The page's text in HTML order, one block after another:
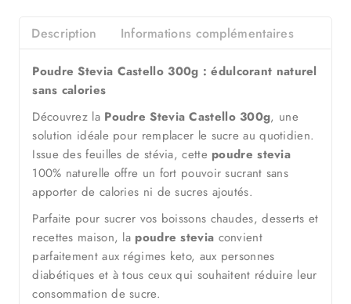
Description Informations complémentaires
Poudre Stevia Castello 300g : édulcorant naturel
sans calories
Découvrez la Poudre Stevia Castello 300g, une
solution idéale pour remplacer le sucre au quotidien.
Issue des feuilles de stévia, cette poudre stevia
100% naturelle offre un fort pouvoir sucrant sans
apporter de calories ni de sucres ajoutés.
Parfaite pour sucrer vos boissons chaudes, desserts et
recettes maison, la poudre stevia convient
parfaitement aux régimes keto, aux personnes
diabétiques et à tous ceux qui souhaitent réduire leur
consommation de sucre.